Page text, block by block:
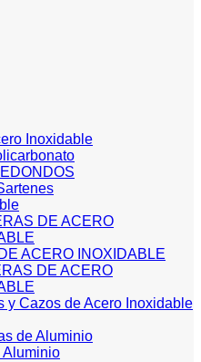
Inoxidable
DE ACERO
ACERO INOXIDABLE
DE ACERO
y Cazos de Acero Inoxidable
de Aluminio
Aluminio